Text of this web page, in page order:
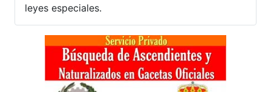
leyes especiales.